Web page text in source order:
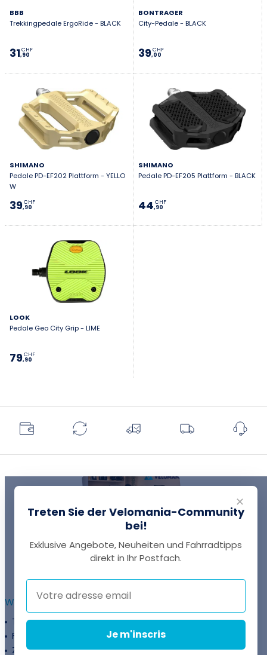
BBB
Trekkingpedale ErgoRide - BLACK
31,90
CHF
BONTRAGER
City-Pedale - BLACK
39,00
CHF
SHIMANO
Pedale PD-EF202 Plattform - YELLO
W
39,90
CHF
SHIMANO
Pedale PD-EF205 Plattform - BLACK
44,90
CHF
LOOK
Pedale Geo City Grip - LIME
79,90
CHF
EINE FRAGE?
WEITERFÜHRENDE INFORMATIONEN :
Treueprogramm
Unternehmen
Finanzierung
Treueprogramm
Zahlungsflexibilität
Fahrradanpassung
✕
Treten Sie der Velomania-Community
bei!
Exklusive Angebote, Neuheiten und Fahrradtipps
direkt in Ihr Postfach.
Je m'inscris